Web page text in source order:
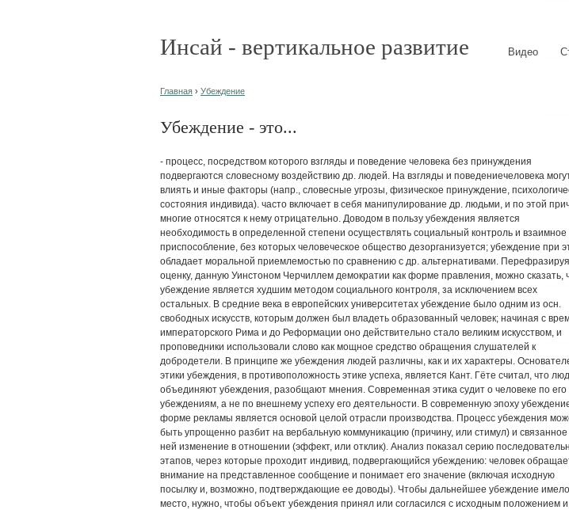
Инсай - вертикальное развитие Видео
Главная › Убеждение
Убеждение - это...
- процесс, посредством которого взгляды и поведение человека без принуждения
подвергаются словесному воздействию др. людей. На взгляды и поведениечеловека
влиять и иные факторы (напр., словесные угрозы, физическое принуждение,
состояния индивида). часто включает в себя манипулирование др. людьми, и по этой
многие относятся к нему отрицательно. Доводом в пользу убеждения является
необходимость в определенной степени осуществлять социальный контроль и взаимное
приспособление, без которых человеческое общество дезорганизуется; убеждение при
обладает моральной приемлемостью по сравнению с др. альтернативами. Перефразируя
оценку, данную Уинстоном Черчиллем демократии как форме правления, можно сказать,
убеждение является худшим методом социального контроля, за исключением всех
остальных. В средние века в европейских университетах убеждение было одним из осн.
свободных искусств, которым должен был владеть образованный человек; начиная с
императорского Рима и до Реформации оно действительно стало великим искусством, и
проповедники использовали слово как мощное средство обращения слушателей к
добродетели. В принципе же убеждения людей различны, как и их характеры.
этики убеждения, в противоположность этике успеха, является Кант. Гёте считал, что
объединяют убеждения, разобщают мнения. Современная этика судит о человеке по его
убеждениям, а не по внешнему успеху его деятельности. В современную эпоху
форме рекламы является основой целой отрасли производства. Процесс убеждения
быть упрощенно разбит на вербальную коммуникацию (причину, или стимул) и связанное
ней изменение в отношении (эффект, или отклик). Анализ показал серию
этапов, через которые проходит индивид, подвергающийся убеждению: человек
внимание на представленное сообщение и понимает его значение (включая исходную
посылку и, возможно, подтверждающие ее доводы). Чтобы дальнейшее убеждение имело
место, нужно, чтобы объект убеждения принял или согласился с исходным положением